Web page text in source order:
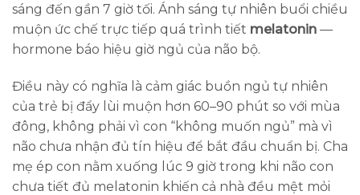
sáng đến gần 7 giờ tối. Ánh sáng tự nhiên buổi chiều
muộn ức chế trực tiếp quá trình tiết melatonin —
hormone báo hiệu giờ ngủ của não bộ.
Điều này có nghĩa là cảm giác buồn ngủ tự nhiên
của trẻ bị đẩy lùi muộn hơn 60–90 phút so với mùa
đông, không phải vì con “không muốn ngủ” mà vì
não chưa nhận đủ tín hiệu để bắt đầu chuẩn bị. Cha
mẹ ép con nằm xuống lúc 9 giờ trong khi não con
chưa tiết đủ melatonin khiến cả nhà đều mệt mỏi